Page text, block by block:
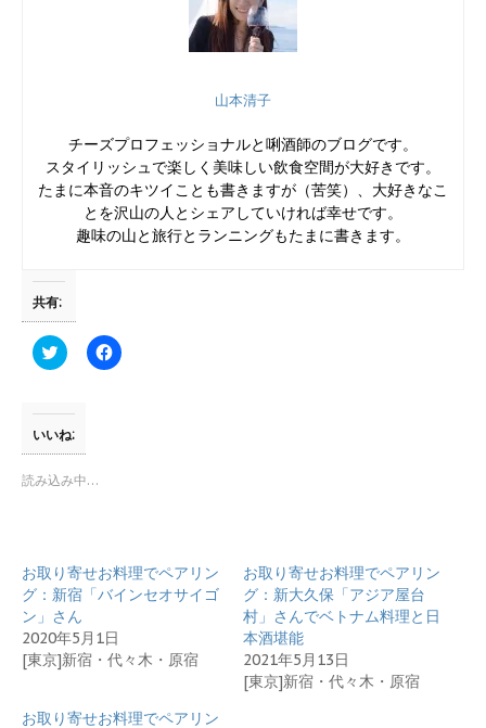
山本清子
チーズプロフェッショナルと唎酒師のブログです。
スタイリッシュで楽しく美味しい飲食空間が大好きです。
たまに本音のキツイことも書きますが（苦笑）、大好きなこ
とを沢山の人とシェアしていければ幸せです。
趣味の山と旅行とランニングもたまに書きます。
共有:
ク
リ
て
T
t
t
有
(
新
し
い
ウ
ィ
ン
ド
開
F
a
ク
リ
ッ
ク
て
く
だ
新
いいね:
読み込み中…
お取り寄せお料理でペアリン
グ：新宿「バインセオサイゴ
ン」さん
2020年5月1日
[東京]新宿・代々木・原宿
お取り寄せお料理でペアリン
グ：新大久保「アジア屋台
村」さんでベトナム料理と日
本酒堪能
2021年5月13日
[東京]新宿・代々木・原宿
お取り寄せお料理でペアリン